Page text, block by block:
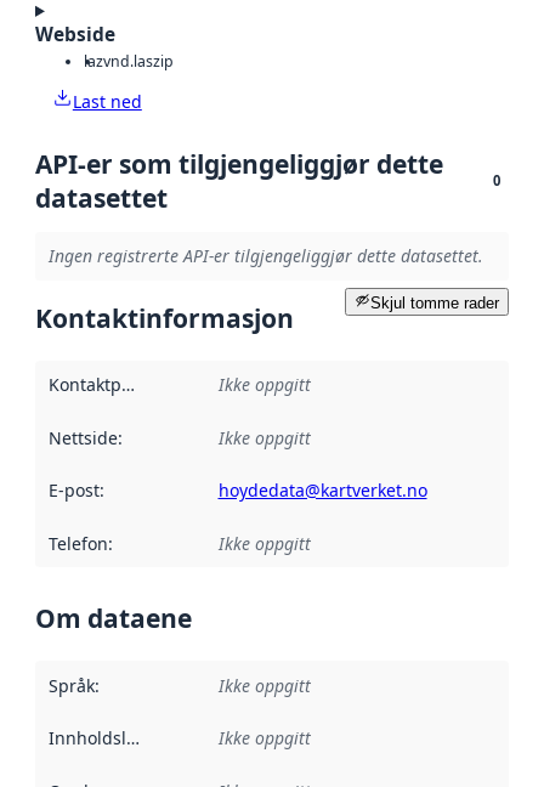
Webside
lazvnd.laszip
Last ned
API-er som tilgjengeliggjør dette
datasettet
0
Ingen registrerte API-er tilgjengeliggjør dette datasettet.
Skjul tomme rader
Kontaktinformasjon
Kontaktpunkt Ikke oppgitt
Nettside: Ikke oppgitt
E-post: hoydedata@kartverket.no
Telefon: Ikke oppgitt
Om dataene
Språk: Ikke oppgitt
Innholdsleverandører :
Ikke oppgitt